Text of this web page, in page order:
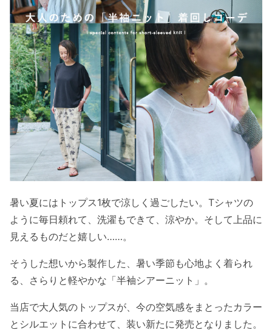
暑い夏にはトップス1枚で涼しく過ごしたい。Tシャツの
ように毎日頼れて、洗濯もできて、涼やか。そして上品に
見えるものだと嬉しい……。
そうした想いから製作した、暑い季節も心地よく着られ
る、さらりと軽やかな「半袖シアーニット」。
当店で大人気のトップスが、今の空気感をまとったカラー
とシルエットに合わせて、装い新たに発売となりました。